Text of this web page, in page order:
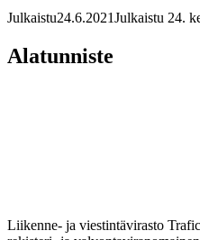
Julkaistu24.6.2021Julkaistu 24.
Alatunniste
Liikenne- ja viestintävirasto